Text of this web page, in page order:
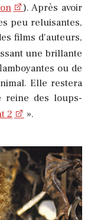
). Après avoir
peu reluisantes,
films d'auteurs,
une brillante
ou de
Elle restera
reine des loups-
2 ».